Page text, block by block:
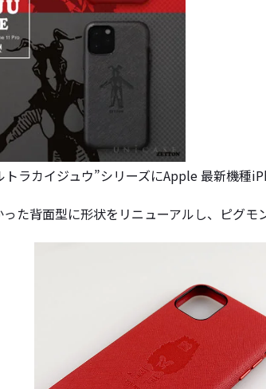
ラカイジュウ”シリーズにApple 最新機種
た背面型に形状をリニューアルし、ピグ